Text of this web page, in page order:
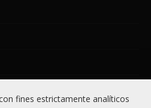
fines estrictamente analíticos